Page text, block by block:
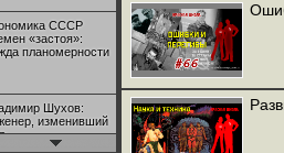
СССР
«застоя»:
планомерности
Шухов:
изменивший